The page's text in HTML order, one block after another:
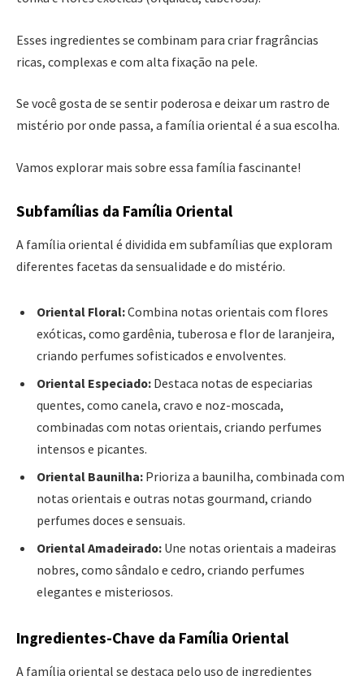
Esses ingredientes se combinam para criar fragrâncias
ricas, complexas e com alta fixação na pele.
Se você gosta de se sentir poderosa e deixar um rastro de
mistério por onde passa, a família oriental é a sua escolha.
Vamos explorar mais sobre essa família fascinante!
Subfamílias da Família Oriental
A família oriental é dividida em subfamílias que exploram
diferentes facetas da sensualidade e do mistério.
Oriental Floral:Combina notas orientais com flores
exóticas, como gardênia, tuberosa e flor de laranjeira,
criando perfumes sofisticados e envolventes.
Oriental Especiado: Destaca notas de especiarias
quentes, como canela, cravo e noz-moscada,
combinadas com notas orientais, criando perfumes
intensos e picantes.
Oriental Baunilha: Prioriza a baunilha, combinada com
notas orientais e outras notas gourmand, criando
perfumes doces e sensuais.
Oriental Amadeirado: Une notas orientais a madeiras
nobres, como sândalo e cedro, criando perfumes
elegantes e misteriosos.
Ingredientes-Chave da Família Oriental
A família oriental se destaca pelo uso de ingredientes